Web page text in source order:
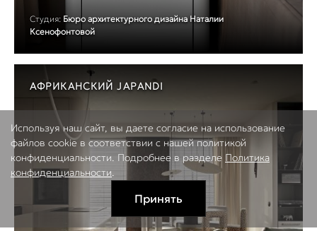
Студия: Бюро архитектурного дизайна Наталии
Ксенофонтовой
АФРИКАНСКИЙ JAPANDI
Используя наш сайт, вы даете согласие на использование
файлов cookie в соответствии с нашей политикой
конфиденциальности. Подробнее в разделе Политика
конфиденциальности.
Принять